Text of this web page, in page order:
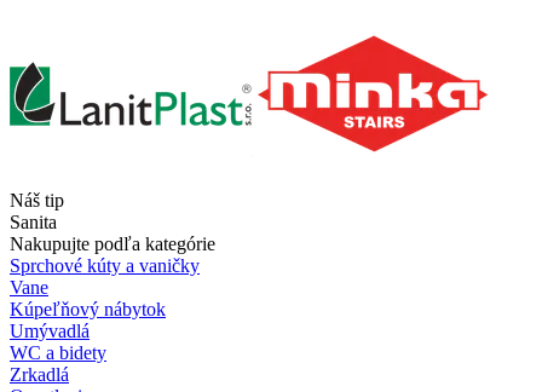
Náš tip
Sanita
Nakupujte podľa kategórie
Sprchové kúty a vaničky
Vane
Kúpeľňový nábytok
Umývadlá
WC a bidety
Zrkadlá